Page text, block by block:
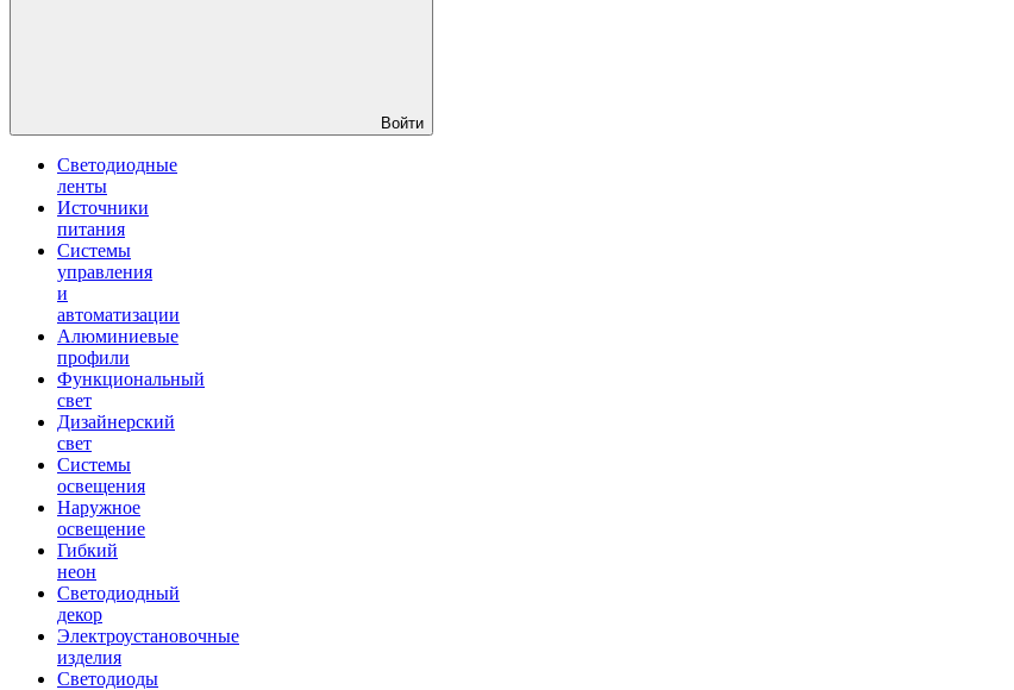
Войти
Светодиодные
ленты
Источники
питания
Системы
управления
и
автоматизации
Алюминиевые
профили
Функциональный
свет
Дизайнерский
свет
Системы
освещения
Наружное
освещение
Гибкий
неон
Светодиодный
декор
Электроустановочные
изделия
Светодиоды